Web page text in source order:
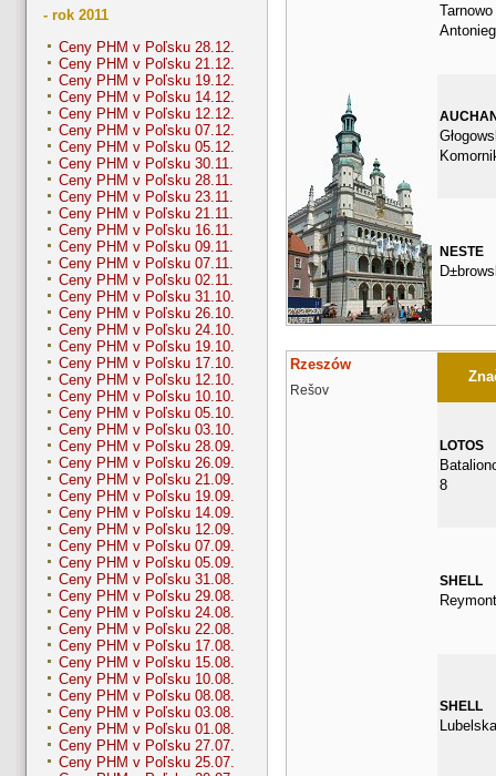
- rok 2011
Ceny PHM v Poľsku 28.12.
Ceny PHM v Poľsku 21.12.
Ceny PHM v Poľsku 19.12.
Ceny PHM v Poľsku 14.12.
Ceny PHM v Poľsku 12.12.
Ceny PHM v Poľsku 07.12.
Ceny PHM v Poľsku 05.12.
Ceny PHM v Poľsku 30.11.
Ceny PHM v Poľsku 28.11.
Ceny PHM v Poľsku 23.11.
Ceny PHM v Poľsku 21.11.
Ceny PHM v Poľsku 16.11.
Ceny PHM v Poľsku 09.11.
Ceny PHM v Poľsku 07.11.
Ceny PHM v Poľsku 02.11.
Ceny PHM v Poľsku 31.10.
Ceny PHM v Poľsku 26.10.
Ceny PHM v Poľsku 24.10.
Ceny PHM v Poľsku 19.10.
Ceny PHM v Poľsku 17.10.
Ceny PHM v Poľsku 12.10.
Ceny PHM v Poľsku 10.10.
Ceny PHM v Poľsku 05.10.
Ceny PHM v Poľsku 03.10.
Ceny PHM v Poľsku 28.09.
Ceny PHM v Poľsku 26.09.
Ceny PHM v Poľsku 21.09.
Ceny PHM v Poľsku 19.09.
Ceny PHM v Poľsku 14.09.
Ceny PHM v Poľsku 12.09.
Ceny PHM v Poľsku 07.09.
Ceny PHM v Poľsku 05.09.
Ceny PHM v Poľsku 31.08.
Ceny PHM v Poľsku 29.08.
Ceny PHM v Poľsku 24.08.
Ceny PHM v Poľsku 22.08.
Ceny PHM v Poľsku 17.08.
Ceny PHM v Poľsku 15.08.
Ceny PHM v Poľsku 10.08.
Ceny PHM v Poľsku 08.08.
Ceny PHM v Poľsku 03.08.
Ceny PHM v Poľsku 01.08.
Ceny PHM v Poľsku 27.07.
Ceny PHM v Poľsku 25.07.
Tarnowo
NESTE
Rzeszów
Rešov
LOTOS
8
SHELL
SHELL